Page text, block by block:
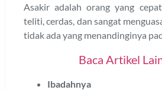
Asakir adalah orang yang
teliti, cerdas, dan sangat
tidak ada yang menandinginya
Baca Artikel
Ibadahnya